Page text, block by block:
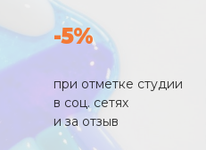
при отметке студии
в соц. сетях
и за отзыв
-5%